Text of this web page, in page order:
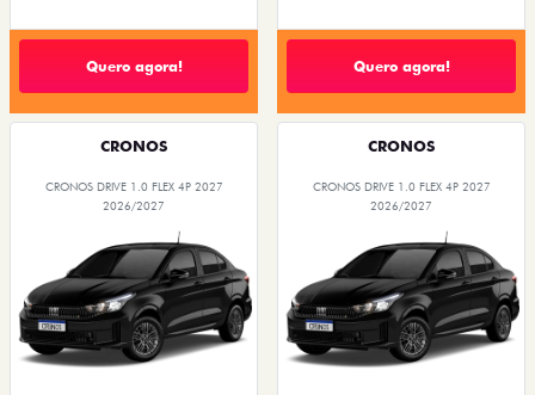
Quero agora! Quero agora!
CRONOS
CRONOS DRIVE 1.0 FLEX 4P 2027
2026/2027
CRONOS
CRONOS DRIVE 1.0 FLEX 4P 2027
2026/2027